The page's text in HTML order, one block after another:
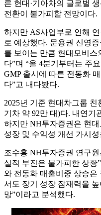
른 현대·기아차의 글로벌
전환이 불가피할 전망이다.
하지만 AS사업부로 인해
로 예상했다. 문용권 신영
를 보이는 만큼 현대모비스
다”며 “올 4분기부터는 주
GMP 출시에 따른 전동화
다”고 내다봤다.
2025년 기준 현대차그룹 친
기차 약 92만 대)다. 내연기
하지만 NH투자증권은 현
성장 및 수익성 개선 가시
조수홍 NH투자증권 연구원
실적 부진은 불가피한 상황
와 전동화 매출비중 상승은
서도 장기 성장 잠재력을
망”이라고 분석했다.